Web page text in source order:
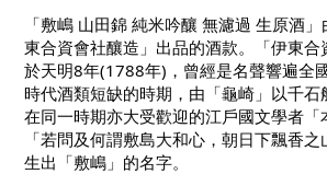
「敷嶋 山田錦 純米吟釀 無濾過 生原酒
東合資會社釀造」出品的酒款。「伊東合
於天明8年(1788年)，曾經是名聲響遍全
時代酒類短缺的時期，由「龜崎」以千石
在同一時期亦大受歡迎的江戶國文學者「
「若問及何謂敷島大和心，朝日下飄香
生出「敷嶋」的名字。